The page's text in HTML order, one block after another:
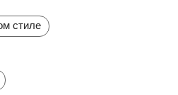
стиле